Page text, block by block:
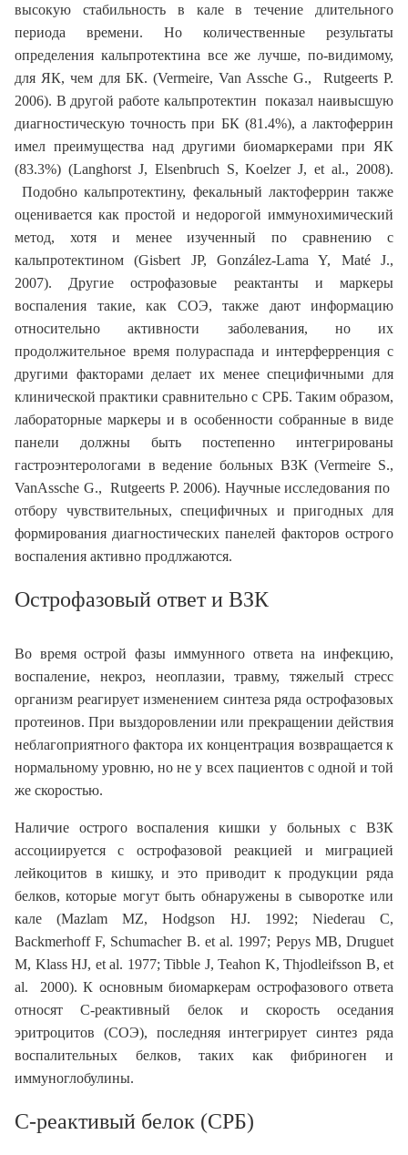
высокую стабильность в кале в течение длительного
периода времени. Но количественные результаты
определения кальпротектина все же лучше, по-видимому,
для ЯК, чем для БК. (Vermeire, Van Assche G., Rutgeerts P.
2006). В другой работе кальпротектин показал наивысшую
диагностическую точность при БК (81.4%), а лактоферрин
имел преимущества над другими биомаркерами при ЯК
(83.3%) (Langhorst J, Elsenbruch S, Koelzer J, et al., 2008).
Подобно кальпротектину, фекальный лактоферрин также
оценивается как простой и недорогой иммунохимический
метод, хотя и менее изученный по сравнению с
кальпротектином (Gisbert JP, González-Lama Y, Maté J.,
2007). Другие острофазовые реактанты и маркеры
воспаления такие, как СОЭ, также дают информацию
относительно активности заболевания, но их
продолжительное время полураспада и интерферренция с
другими факторами делает их менее специфичными для
клинической практики сравнительно с СРБ. Таким образом,
лабораторные маркеры и в особенности собранные в виде
панели должны быть постепенно интегрированы
гастроэнтерологами в ведение больных ВЗК (Vermeire S.,
VanAssche G., Rutgeerts P. 2006). Научные исследования по
отбору чувствительных, специфичных и пригодных для
формирования диагностических панелей факторов острого
воспаления активно продлжаются.
Острофазовый ответ и ВЗК
Во время острой фазы иммунного ответа на инфекцию,
воспаление, некроз, неоплазии, травму, тяжелый стресс
организм реагирует изменением синтеза ряда острофазовых
протеинов. При выздоровлении или прекращении действия
неблагоприятного фактора их концентрация возвращается к
нормальному уровню, но не у всех пациентов с одной и той
же скоростью.
Наличие острого воспаления кишки у больных с ВЗК
ассоциируется с острофазовой реакцией и миграцией
лейкоцитов в кишку, и это приводит к продукции ряда
белков, которые могут быть обнаружены в сыворотке или
кале (Mazlam MZ, Hodgson HJ. 1992; Niederau C,
Backmerhoff F, Schumacher B. et al. 1997; Pepys MB, Druguet
M, Klass HJ, et al. 1977; Tibble J, Teahon K, Thjodleifsson B, et
al. 2000). К основным биомаркерам острофазового ответа
относят С-реактивный белок и скорость оседания
эритроцитов (СОЭ), последняя интегрирует синтез ряда
воспалительных белков, таких как фибриноген и
иммуноглобулины.
С-реактивый белок (СРБ)